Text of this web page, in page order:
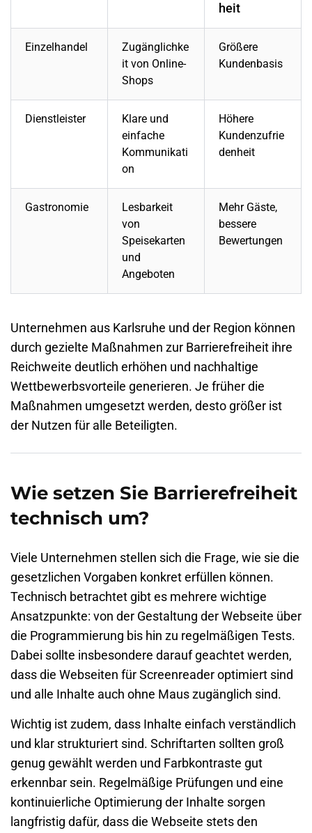
heit
Einzelhandel
Zugänglichke
it von Online-
Shops
Größere
Kundenbasis
Dienstleister
Klare und
einfache
Kommunikati
on
Höhere
Kundenzufrie
denheit
Gastronomie
Lesbarkeit
von
Speisekarten
und
Angeboten
Mehr Gäste,
bessere
Bewertungen
Unternehmen aus Karlsruhe und der Region können
durch gezielte Maßnahmen zur Barrierefreiheit ihre
Reichweite deutlich erhöhen und nachhaltige
Wettbewerbsvorteile generieren. Je früher die
Maßnahmen umgesetzt werden, desto größer ist
der Nutzen für alle Beteiligten.
Wie setzen Sie Barrierefreiheit
technisch um?
Viele Unternehmen stellen sich die Frage, wie sie die
gesetzlichen Vorgaben konkret erfüllen können.
Technisch betrachtet gibt es mehrere wichtige
Ansatzpunkte: von der Gestaltung der Webseite über
die Programmierung bis hin zu regelmäßigen Tests.
Dabei sollte insbesondere darauf geachtet werden,
dass die Webseiten für Screenreader optimiert sind
und alle Inhalte auch ohne Maus zugänglich sind.
Wichtig ist zudem, dass Inhalte einfach verständlich
und klar strukturiert sind. Schriftarten sollten groß
genug gewählt werden und Farbkontraste gut
erkennbar sein. Regelmäßige Prüfungen und eine
kontinuierliche Optimierung der Inhalte sorgen
langfristig dafür, dass die Webseite stets den